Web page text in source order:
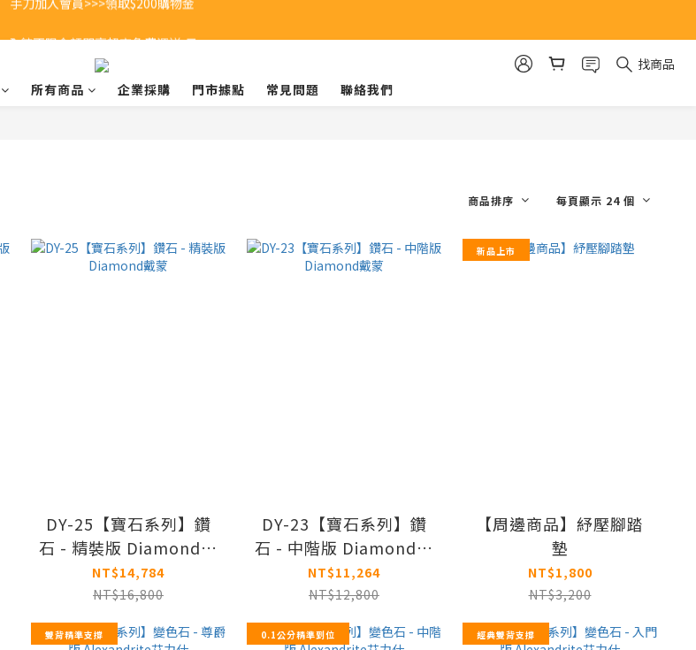
手刀加入會員>>>領取$200購物金
全館不限金額即享超商免費運送 🚚
找商品
所有商品 企業採購 門市據點 常見問題 聯絡我們
商品排序 每頁顯示 24 個
DY-25【寶石系列】鑽
石 - 精裝版 Diamond戴
蒙
NT$14,784
NT$16,800
DY-23【寶石系列】鑽
石 - 中階版 Diamond戴
蒙
NT$11,264
NT$12,800
新品上市
【周邊商品】紓壓腳踏
墊
NT$1,800
NT$3,200
雙背精準支撐 0.1公分精準到位 經典雙背支撐